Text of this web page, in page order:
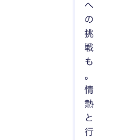
へ
の
挑
戦
も
。
情
熱
と
行